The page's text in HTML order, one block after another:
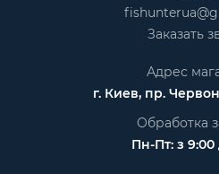
Заказать
Адрес
г. Киев, пр.
Обработка
Пн-Пт: з 9:00